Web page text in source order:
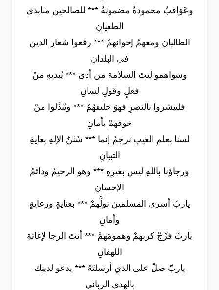
وعَوَاقبٌ محمودةٌ مضمونةٌ *** للصالحين منابذي
الطغيانِ
الطالبان ومعهمُ إخوانهمْ *** رفعوا شعار الدين
في البلدانِ
وسواهمو ليتَ السلامة من أذى *** يُبديهِ منْ
فعلٍ وقولِ لسانِ
فليبشروا بالنصرِ فهوَ حليفهُمْ *** ويُبَدَّلوا منْ
خوفهمْ بأمانِ
لسنا بعلمِ الغيبِ نرجمُ إنما *** سُنَنُ الإلهِ بغايةِ
التبيانِ
ورجاؤنا باللهِ ليس بغيرِهِ *** وهو الرحيمُ ودائمُ
الإحسانِ
ياربّ أسرى المسلمينَ تولَّهمْ *** بعنايةٍ ورعايةٍ
وأمانِ
ياربّ فرِّجْ كربهمْ وهمومَهمْ *** أنتَ الرجا لإغاثةِ
اللهفانِ
ياربّ صلّ على الذي أرسلتَهُ *** يدعو لدينِك
بالهدى الرباني